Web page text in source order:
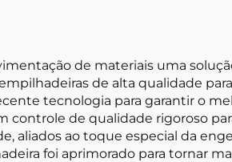
de materiais uma
de alta qualidade
tecnologia para garantir o
controle de qualidade rigoroso
aliados ao toque especial da
foi aprimorado para tornar